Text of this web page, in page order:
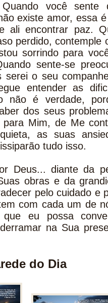
Quando você sente
existe amor, essa
ali encontrar paz.
perdido, contemple
sorrindo para
sente-se
serei o seu
entender as
não é verdade,
dos seus
para Mim, de Me
as suas
tudo isso.
Deus... diante da
obras e da
pelo cuidado e
com cada um de
que eu possa
na Sua
do Dia